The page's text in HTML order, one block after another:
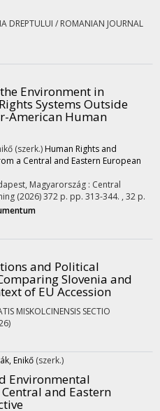
DREPTULUI / ROMANIAN JOURNAL
Environment in
Systems Outside
American Human
(szerk.) Human Rights and
a Central and Eastern European
Magyarország : Central
(2026)372 p. pp. 313-344. , 32 p.
and Political
Slovenia and
of EU Accession
MISKOLCINENSIS SECTIO
Enikő (szerk.)
Environmental
and Eastern